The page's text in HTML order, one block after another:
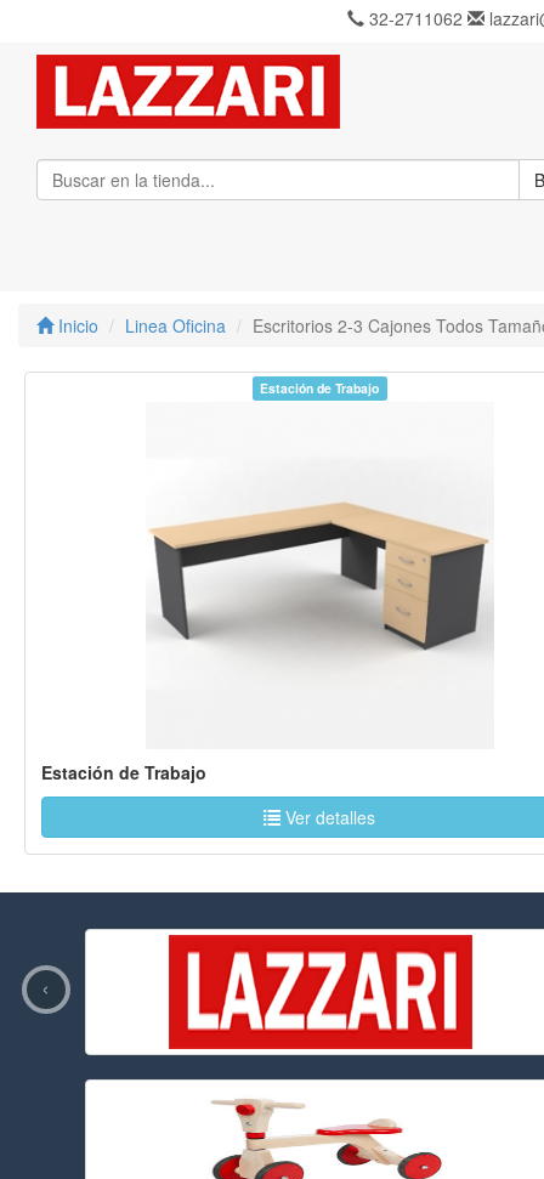
32-2711062
Inicio Linea Oficina Escritorios 2-3 Cajones Todos
Estación de Trabajo
Estación de Trabajo
Ver detalles
‹